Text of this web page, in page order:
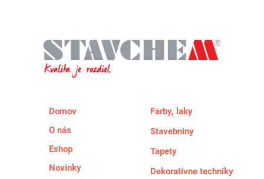
Domov
O nás
Eshop
Novinky
Farby, laky
Stavebniny
Tapety
Dekoratívne techniky